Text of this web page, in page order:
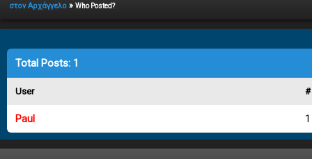
στον Αρχάγγελο » Who Posted?
Total Posts: 1
User #
Paul 1